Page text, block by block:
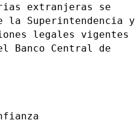
extranjeras se
la Superintendencia y
legales vigentes
Banco Central de